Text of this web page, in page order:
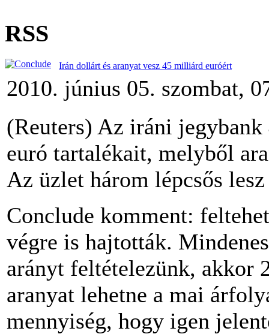
RSS
Irán dollárt és aranyat vesz 45 milliárd euróért
2010. június 05. szombat,
(Reuters) Az iráni
euró tartalékait, melyből
Az üzlet három lépcsős
Conclude komment:
végre is hajtották.
arányt feltételezünk,
aranyat lehetne a mai
mennyiség, hogy igen